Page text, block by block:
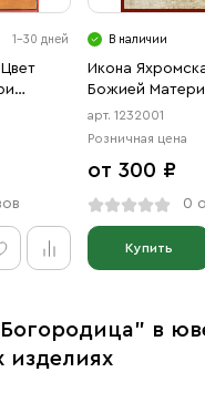
1-30 дней В наличии
Икона
Божией
арт. 1232001
Розничная цена
от 300 ₽
0
Купить
в
изделиях